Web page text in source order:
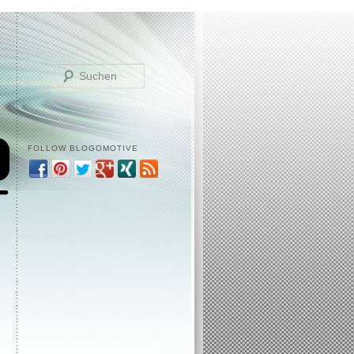
FOLLOW BLOGOMOTIVE